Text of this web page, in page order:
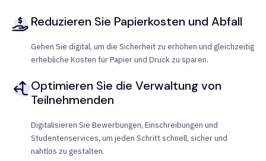
Reduzieren Sie Papierkosten und Abfall
Gehen Sie digital, um die Sicherheit zu erhöhen und gleichzeitig
erhebliche Kosten für Papier und Druck zu sparen.
Optimieren Sie die Verwaltung von
Teilnehmenden
Digitalisieren Sie Bewerbungen, Einschreibungen und
Studentenservices, um jeden Schritt schnell, sicher und
nahtlos zu gestalten.